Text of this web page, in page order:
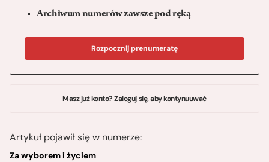
Archiwum numerów zawsze pod ręką
Rozpocznij prenumeratę
Masz już konto? Zaloguj się, aby kontynuuwać
Artykuł pojawił się w numerze:
Za wyborem i życiem